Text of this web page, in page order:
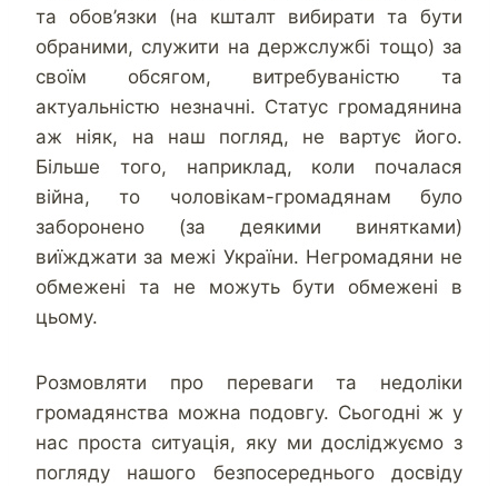
та обов’язки (на кшталт вибирати та бути
обраними, служити на держслужбі тощо) за
своїм обсягом, витребуваністю та
актуальністю незначні. Статус громадянина
аж ніяк, на наш погляд, не вартує його.
Більше того, наприклад, коли почалася
війна, то чоловікам-громадянам було
заборонено (за деякими винятками)
виїжджати за межі України. Негромадяни не
обмежені та не можуть бути обмежені в
цьому.
Розмовляти про переваги та недоліки
громадянства можна подовгу. Сьогодні ж у
нас проста ситуація, яку ми досліджуємо з
погляду нашого безпосереднього досвіду